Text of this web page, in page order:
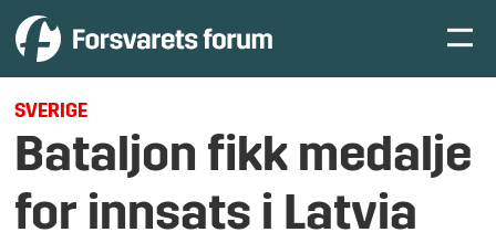
SVERIGE
Bataljon fikk medalje
for innsats i Latvia